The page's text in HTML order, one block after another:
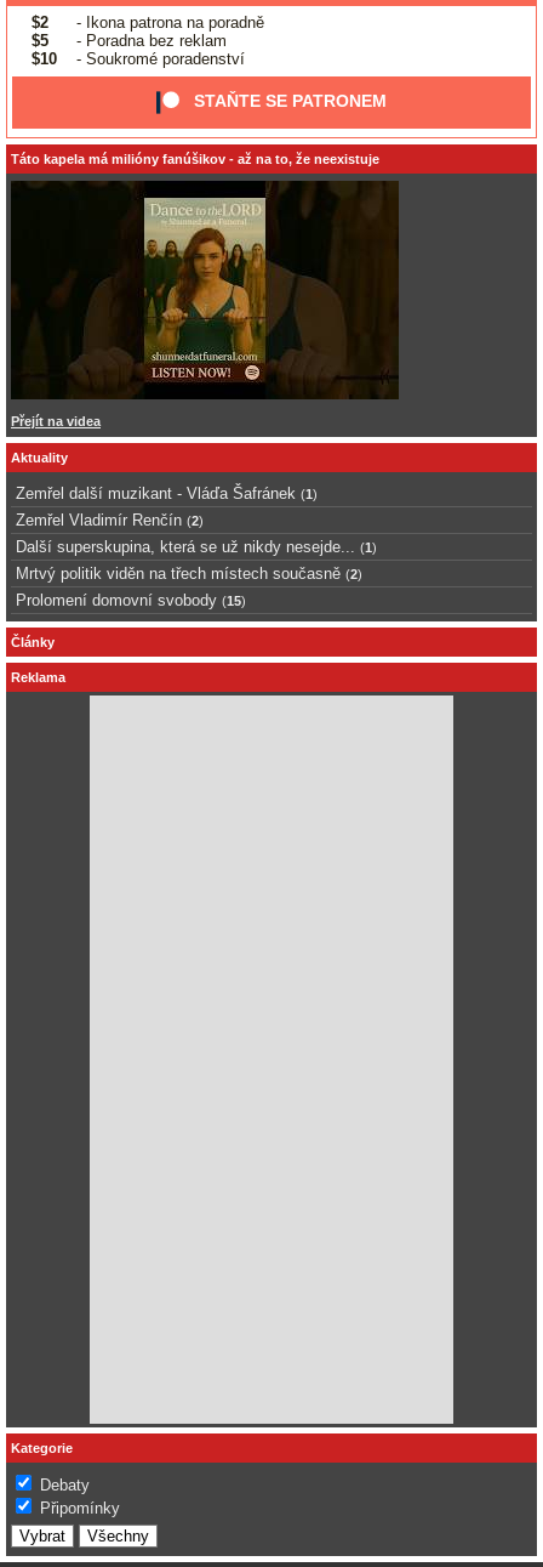
$2
- Ikona patrona na poradně
$5
- Poradna bez reklam
$10
- Soukromé poradenství
STAŇTE SE PATRONEM
Táto kapela má milióny fanúšikov - až na to, že neexistuje
Přejít na videa
Aktuality
Zemřel další muzikant - Vláďa Šafránek (1)
Zemřel Vladimír Renčín (2)
Další superskupina, která se už nikdy nesejde... (1)
Mrtvý politik viděn na třech místech současně (2)
Prolomení domovní svobody (15)
Články
Reklama
Kategorie
Debaty
Připomínky